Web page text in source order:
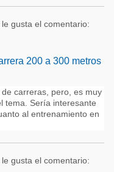
le gusta el comentario:
200 a 300 metros
carreras, pero, es muy
tema. Sería interesante
al entrenamiento en
le gusta el comentario: